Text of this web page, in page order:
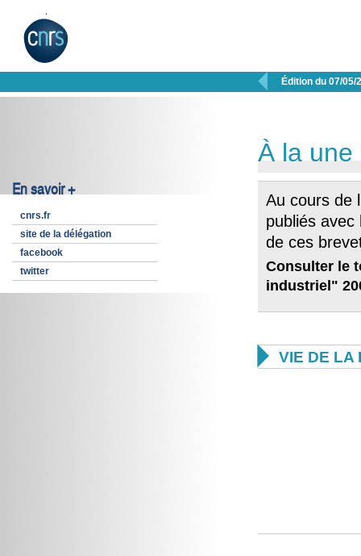
 Édition du 07/05/
En savoir +
cnrs.fr
site de la délégation
facebook
twitter
À la une
Au cours de
publiés
de ces
Consulter le
industriel"
 VIE DE LA